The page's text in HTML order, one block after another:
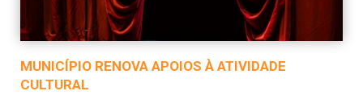
MUNICÍPIO RENOVA APOIOS À ATIVIDADE
CULTURAL